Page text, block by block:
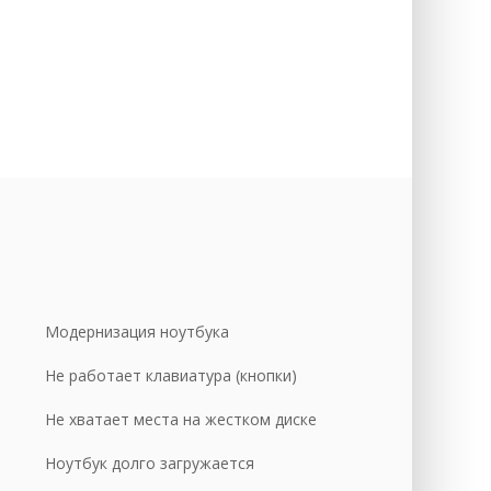
Модернизация ноутбука
Не работает клавиатура (кнопки)
Не хватает места на жестком диске
Ноутбук долго загружается